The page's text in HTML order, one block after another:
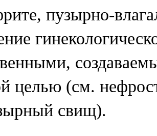
пузырно-
целью (см.
свищ).